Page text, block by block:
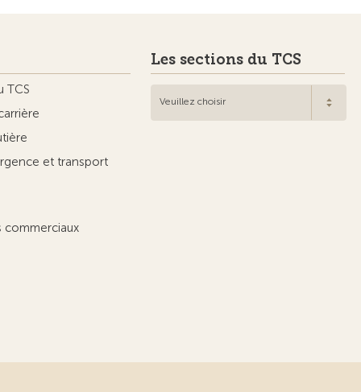
TCS
et transport
commerciaux
Les sections du TCS
Veuillez choisir